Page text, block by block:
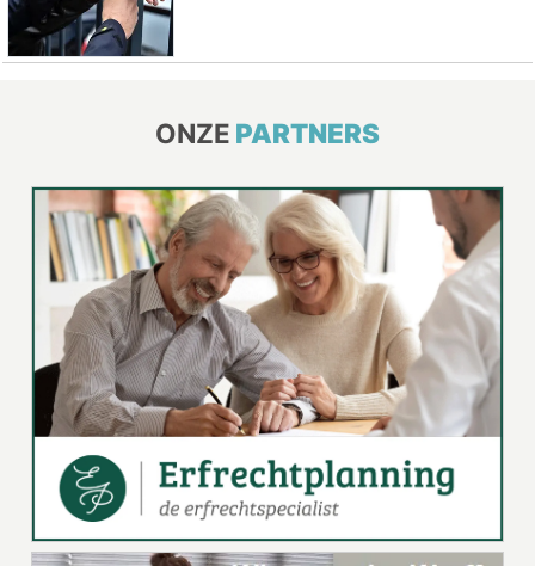
ONZE PARTNERS